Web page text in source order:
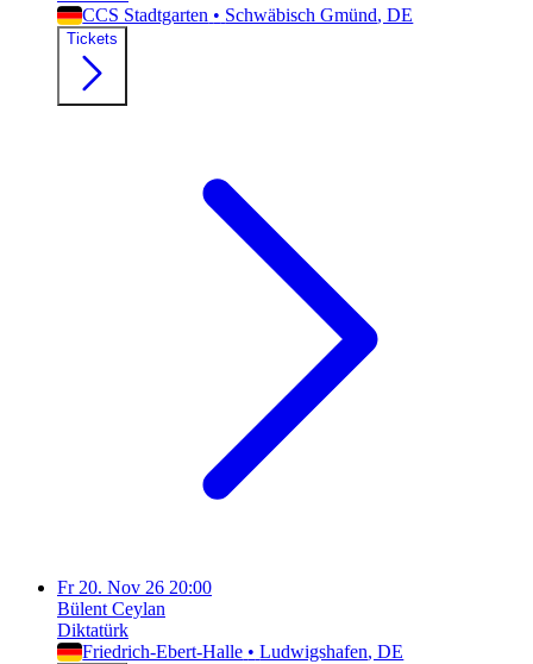
CCS Stadtgarten • Schwäbisch Gmünd, DE
Tickets
Fr 20. Nov 26 20:00
Bülent Ceylan
Diktatürk
Friedrich-Ebert-Halle • Ludwigshafen, DE